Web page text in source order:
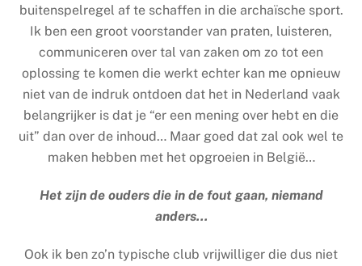
buitenspelregel af te schaffen in die archaïsche sport.
Ik ben een groot voorstander van praten, luisteren,
communiceren over tal van zaken om zo tot een
oplossing te komen die werkt echter kan me opnieuw
niet van de indruk ontdoen dat het in Nederland vaak
belangrijker is dat je “er een mening over hebt en die
uit” dan over de inhoud… Maar goed dat zal ook wel te
maken hebben met het opgroeien in België…
Het zijn de ouders die in de fout gaan, niemand
anders…
Ook ik ben zo’n typische club vrijwilliger die dus niet